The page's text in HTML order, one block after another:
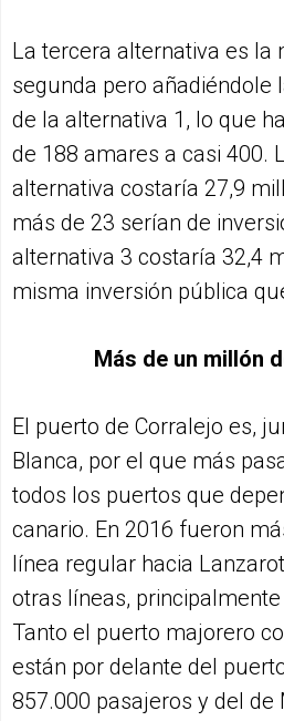
La tercera alternativa es la
segunda pero añadiéndole
de la alternativa 1, lo que
de 188 amares a casi 400.
alternativa costaría 27,9
más de 23 serían de
alternativa 3 costaría 32,4
misma inversión pública
Más de un millón
El puerto de Corralejo es,
Blanca, por el que más
todos los puertos que
canario. En 2016 fueron
línea regular hacia
otras líneas,
Tanto el puerto majorero
están por delante del
857.000 pasajeros y del de